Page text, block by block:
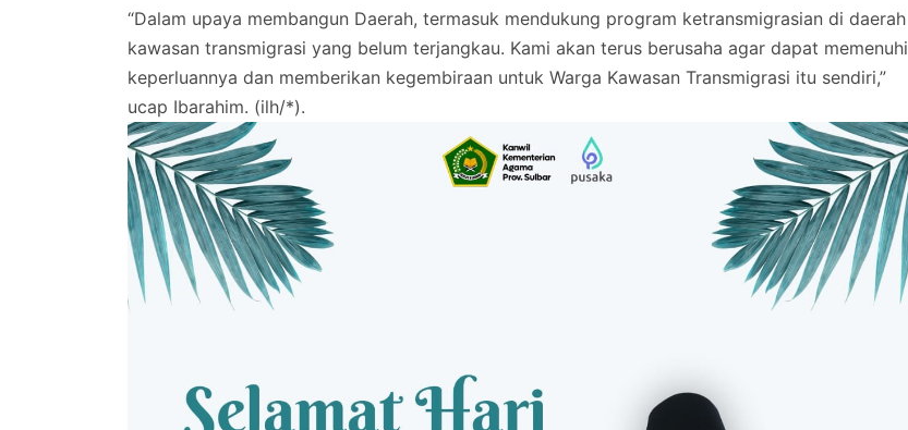
“Dalam upaya membangun Daerah, termasuk mendukung program ketransmigrasian di daerah
kawasan transmigrasi yang belum terjangkau. Kami akan terus berusaha agar dapat memenuhi
keperluannya dan memberikan kegembiraan untuk Warga Kawasan Transmigrasi itu sendiri,”
ucap Ibarahim. (ilh/*).